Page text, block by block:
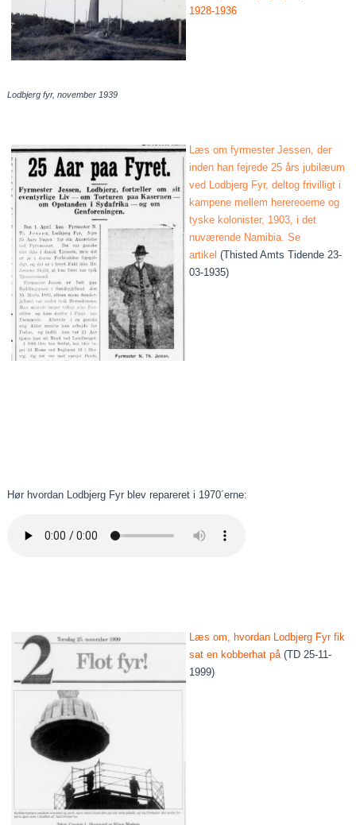
1928-1936
Lodbjerg fyr, november 1939
Læs om fyrmester Jessen, der
inden han fejrede 25 års jubilæum
ved Lodbjerg Fyr, deltog frivilligt i
kampene mellem herereoerne og
tyske kolonister, 1903, i det
nuværende Namibia. Se
artikel (Thisted Amts Tidende 23-
03-1935)
Hør hvordan Lodbjerg Fyr blev repareret i 1970´erne:
Læs om, hvordan Lodbjerg Fyr fik
sat en kobberhat på (TD 25-11-
1999)